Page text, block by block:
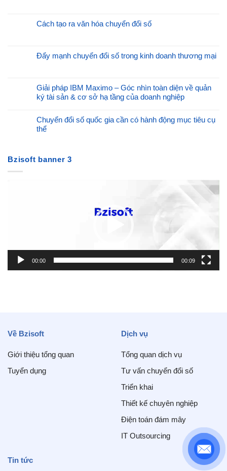
Cách tạo ra văn hóa chuyển đổi số
Đẩy mạnh chuyển đổi số trong kinh doanh thương mại
Giải pháp IBM Maximo – Góc nhìn toàn diện về quản
ký tài sản & cơ sở hạ tầng của doanh nghiệp
Chuyển đổi số quốc gia cần có hành động mục tiêu cụ
thể
Bzisoft banner 3
00:00 00:09
Về Bzisoft
Giới thiệu tổng quan
Tuyển dụng
Dịch vụ
Tổng quan dịch vụ
Tư vấn chuyển đổi số
Triển khai
Thiết kế chuyên nghiệp
Điện toán đám mây
IT Outsourcing
Tin tức